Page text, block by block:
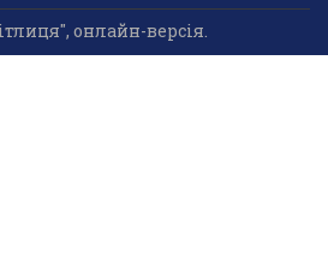
онлайн-версія.